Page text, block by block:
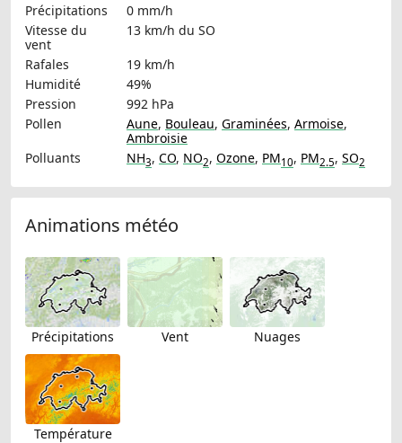
Précipitations
0 mm/h
Vitesse du
vent
13 km/h du SO
Rafales
19 km/h
Humidité
49%
Pression
992 hPa
Pollen
Aune, Bouleau, Graminées, Armoise,
Ambroisie
Polluants
NH3, CO, NO2, Ozone, PM10, PM2.5, SO2
Animations météo
Précipitations Vent Nuages
Température